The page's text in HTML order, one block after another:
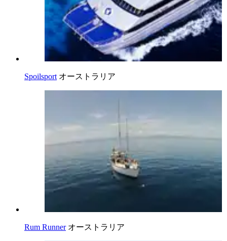
Spoilsport オーストラリア
Rum Runner オーストラリア